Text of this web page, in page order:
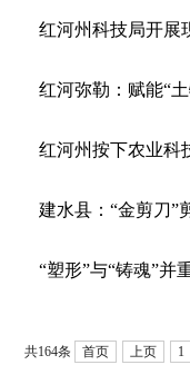
建水县：“金剪刀”
共164条 首页 上页 1